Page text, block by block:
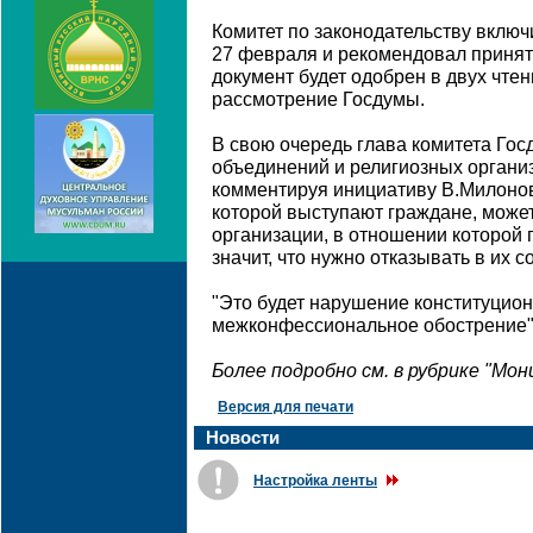
Комитет по законодательству
27 февраля и рекомендовал
документ будет одобрен в двух
рассмотрение Госдумы.
В свою очередь глава комитета
объединений и религиозных
комментируя инициативу
которой выступают граждане,
организации, в отношении которой
значит, что нужно отказывать в их
"Это будет нарушение
межконфессиональное
Более подробно см. в рубрике
Версия для печати
Новости
Настройка ленты